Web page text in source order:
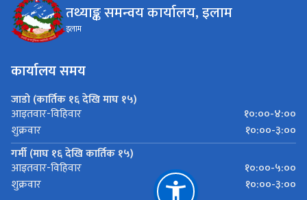
तथ्याङ्क समन्वय कार्यालय, इलाम
इलाम
कार्यालय समय
जाडो (कार्तिक १६ देखि माघ १५)
आइतवार-विहिवार
१०:००-४:००
शुक्रवार
१०:००-३:००
गर्मी (माघ १६ देखि कार्तिक १५)
आइतवार-विहिवार
१०:००-५:००
शुक्रवार
१०:००-३:००